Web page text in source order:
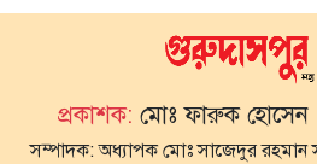
প্রকাশক: মোঃ ফারুক
সম্পাদক:অধ্যাপক মোঃ সাজেদুর